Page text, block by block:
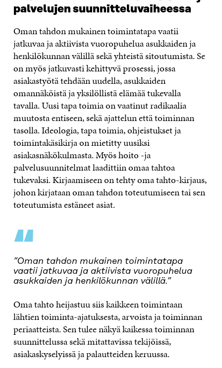
palvelujen suunnitteluvaiheessa
Oman tahdon mukainen toimintatapa vaatii
jatkuvaa ja aktiivista vuoropuhelua asukkaiden ja
henkilökunnan välillä sekä yhteistä sitoutumista. Se
on myös jatkuvasti kehittyvä prosessi, jossa
asiakastyötä tehdään uudella, asukkaiden
omannäköistä ja yksilöllistä elämää tukevalla
tavalla. Uusi tapa toimia on vaatinut radikaalia
muutosta entiseen, sekä ajattelun että toiminnan
tasolla. Ideologia, tapa toimia, ohjeistukset ja
toimintakäsikirja on mietitty uusiksi
asiakasnäkökulmasta. Myös hoito -ja
palvelusuunnitelmat laadittiin omaa tahtoa
tukevaksi. Kirjaamiseen on tehty oma tahto-kirjaus,
johon kirjataan oman tahdon toteutumiseen tai sen
toteutumista estäneet asiat.
“
”Oman tahdon mukainen toimintatapa
vaatii jatkuvaa ja aktiivista vuoropuhelua
asukkaiden ja henkilökunnan välillä.”
Oma tahto heijastuu siis kaikkeen toimintaan
lähtien toiminta-ajatuksesta, arvoista ja toiminnan
periaatteista. Sen tulee näkyä kaikessa toiminnan
suunnittelussa sekä mitattavissa tekijöissä,
asiakaskyselyissä ja palautteiden keruussa.